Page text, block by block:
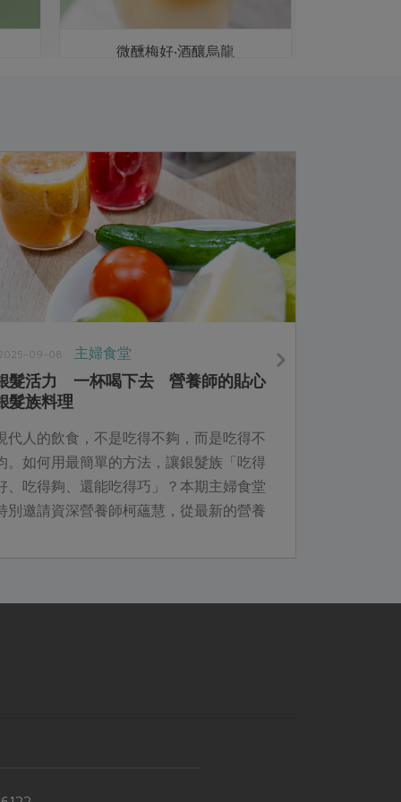
微醺梅好‧酒釀烏龍
09-08 主婦食堂
髮活力 一杯喝下去 營養師的貼心
髮族料理
代人的飲食，不是吃得不夠，而是吃得不
。如何用最簡單的方法，讓銀髮族「吃得
、吃得夠、還能吃得巧」？本期主婦食堂
別邀請資深營養師柯蘊慧，從最新的營養
點心，幫銀髮族補足常見的營養缺口。